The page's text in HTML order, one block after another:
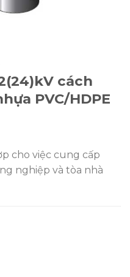
cách
PVC/HDPE
cho việc cung cấp
nghiệp và tòa nhà